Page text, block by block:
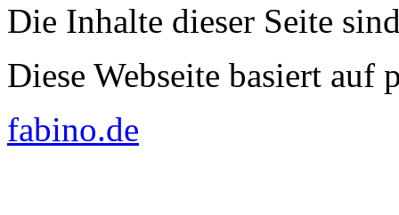
Die Inhalte dieser Seite
Diese Webseite basiert auf
fabino.de